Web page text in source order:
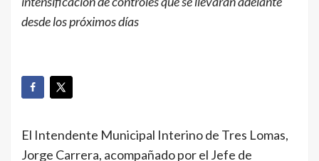
desde los próximos días
El Intendente Municipal Interino de Tres Lomas,
Jorge Carrera, acompañado por el Jefe de